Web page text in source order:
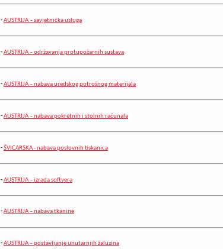
-AUSTRIJA – savjetnička usluga
-AUSTRIJA – održavanja protupožarnih sustava
-AUSTRIJA – nabava uredskog potrošnog materijala
-AUSTRIJA – nabava pokretnih i stolnih računala
-ŠVICARSKA - nabava poslovnih tiskanica
-AUSTRIJA – izrada softvera
-AUSTRIJA – nabava tkanine
-AUSTRIJA – postavljanje unutarnjih žaluzina